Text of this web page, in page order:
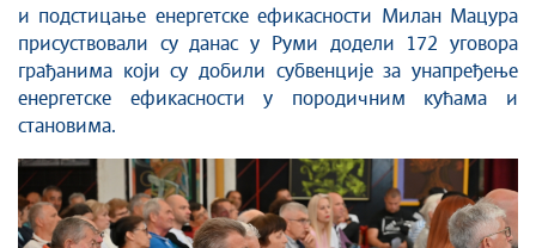
и подстицање енергетске ефикасности Милан Мацура
присуствовали су данас у Руми додели 172 уговора
грађанима који су добили субвенције за унапређење
енергетске ефикасности у породичним кућама и
становима.